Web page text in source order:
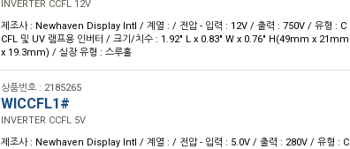
INVERTER CCFL 12V
제조사 : Newhaven Display Intl / 계열 : / 전압 - 입력 : 12V / 출력 : 750V / 유형 : C
CFL 및 UV 램프용 인버터 / 크기/치수 : 1.92" L x 0.83" W x 0.76" H(49mm x 21mm
x 19.3mm) / 실장 유형 : 스루홀
상품번호 : 2185265
WICCFL1#
INVERTER CCFL 5V
제조사 : Newhaven Display Intl / 계열 : / 전압 - 입력 : 5.0V / 출력 : 280V / 유형 : C